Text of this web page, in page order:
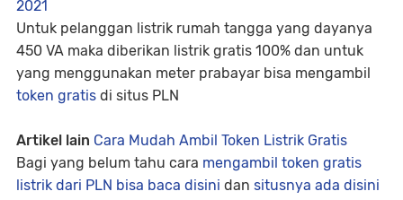
2021
Untuk pelanggan listrik rumah tangga yang dayanya
450 VA maka diberikan listrik gratis 100% dan untuk
yang menggunakan meter prabayar bisa mengambil
token gratis di situs PLN
Artikel lain Cara Mudah Ambil Token Listrik Gratis
Bagi yang belum tahu cara mengambil token gratis
listrik dari PLN bisa baca disini dan situsnya ada disini